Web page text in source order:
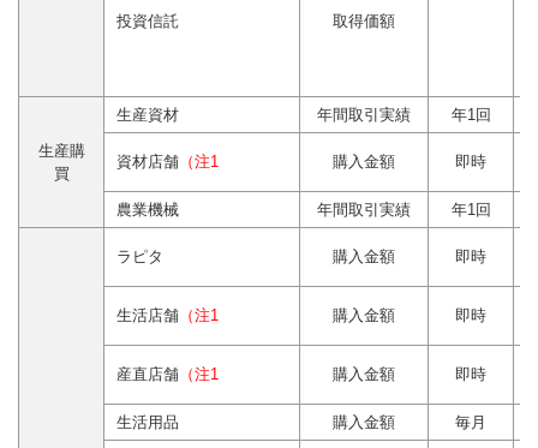
投資信託 取得価額
生産購
買
生産資材 年間取引実績 年1回
資材店舗 （注1 購入金額 即時
農業機械 年間取引実績 年1回
ラピタ 購入金額 即時
生活店舗 （注1 購入金額 即時
産直店舗 （注1 購入金額 即時
生活用品 購入金額 毎月